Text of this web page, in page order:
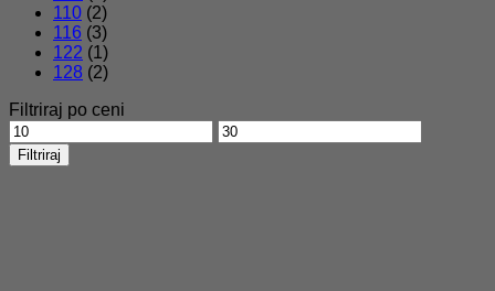
110 (2)
116 (3)
122 (1)
128 (2)
Filtriraj po ceni
Min
cena
Max
cena
Filtriraj